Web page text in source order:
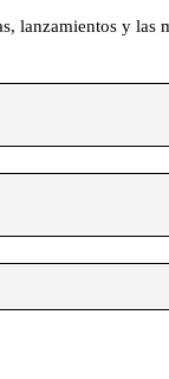
lanzamientos y las